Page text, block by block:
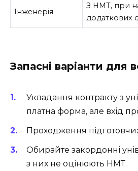
Інженерія
З НМТ, при
додаткових
Запасні варіанти для
Укладання контракту з
платна форма, але вхід
Проходження
Обирайте закордонні
з них не оцінюють НМТ.